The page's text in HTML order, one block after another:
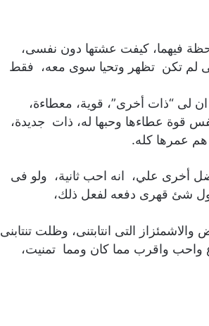
فيهما، كيفت عشتها دون نفسى،
لم تكن تظهر وتحيا سوى معه، فقط
لى “ذات أخرى”، قوية، معطاءة،
قوة عطاءها وحبها له، ذات جديدة،
عمرها كله.
أخرى علي، انه احب ثانية، ولو فى
شئ قهرى دفعه لفعل ذلك،
التى انتابتنى، وظلت تنتابنى
واحب واقرب مما كان ومما تمنيت،